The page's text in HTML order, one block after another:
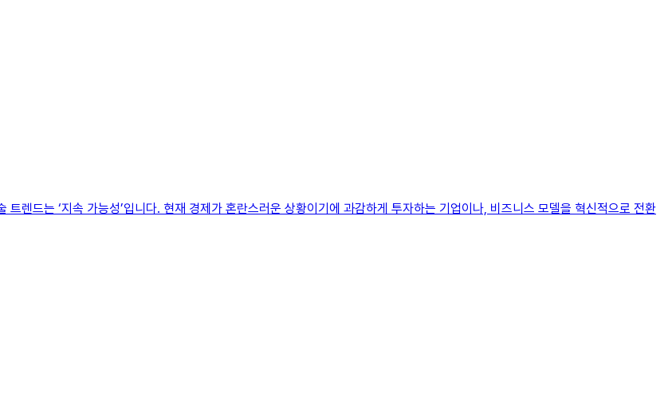
렌드는 ‘지속 가능성’입니다. 현재 경제가 혼란스러운 상황이기에 과감하게 투자하는 기업이나, 비즈니스 모델을 혁신적으로 전환